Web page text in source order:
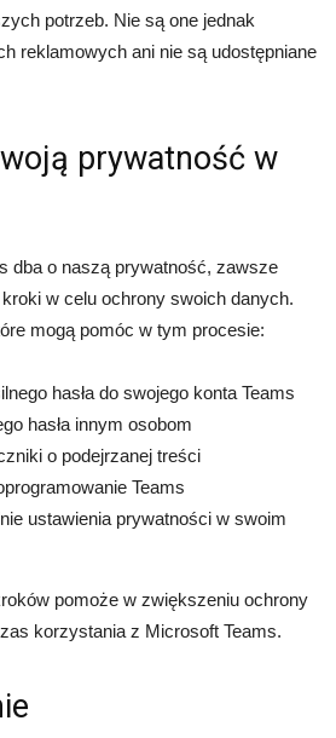
potrzeb. Nie są one jednak
reklamowych ani nie są udostępniane
prywatność w
dba o naszą prywatność, zawsze
w celu ochrony swoich danych.
mogą pomóc w tym procesie:
hasła do swojego konta Teams
hasła innym osobom
o podejrzanej treści
Teams
ustawienia prywatności w swoim
pomoże w zwiększeniu ochrony
korzystania z Microsoft Teams.